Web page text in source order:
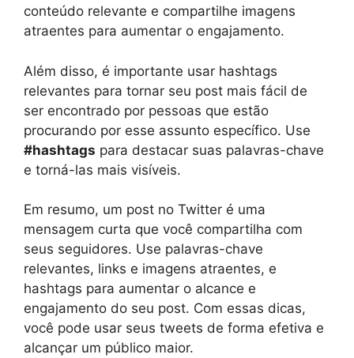
conteúdo relevante e compartilhe imagens
atraentes para aumentar o engajamento.
Além disso, é importante usar hashtags
relevantes para tornar seu post mais fácil de
ser encontrado por pessoas que estão
procurando por esse assunto específico. Use
#hashtags para destacar suas palavras-chave
e torná-las mais visíveis.
Em resumo, um post no Twitter é uma
mensagem curta que você compartilha com
seus seguidores. Use palavras-chave
relevantes, links e imagens atraentes, e
hashtags para aumentar o alcance e
engajamento do seu post. Com essas dicas,
você pode usar seus tweets de forma efetiva e
alcançar um público maior.